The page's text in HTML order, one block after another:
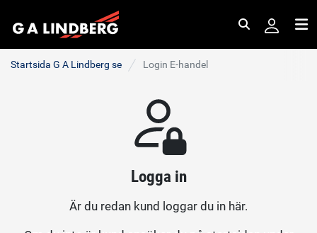
Startsida G A Lindberg se Login E-handel
Logga in
Är du redan kund loggar du in här.